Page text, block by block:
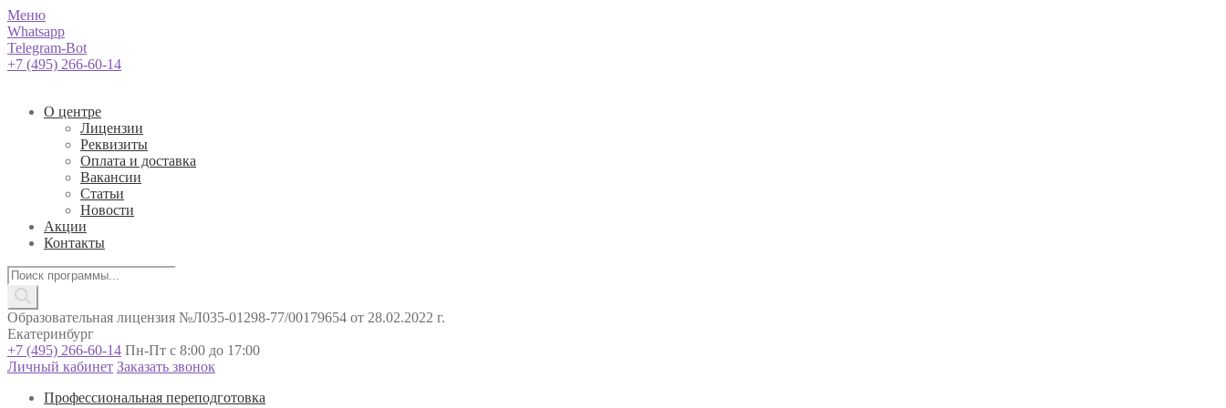
Меню
Whatsapp
Telegram-Bot
+7 (495) 266-60-14
О центре
Лицензии
Реквизиты
Оплата и доставка
Вакансии
Статьи
Новости
Акции
Контакты
Поиск
товаров
Образовательная лицензия №Л035-01298-77/00179654 от 28.02.2022 г.
Екатеринбург
+7 (495) 266-60-14 Пн-Пт с 8:00 до 17:00
Личный кабинет Заказать звонок
Профессиональная переподготовка